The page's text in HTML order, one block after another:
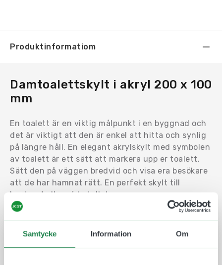
Samtycke Information Om
Produktinformatiom
Damtoalettskylt i akryl 200 x 100
mm
En toalett är en viktig målpunkt i en byggnad och
det är viktigt att den är enkel att hitta och synlig
på längre håll. En elegant akrylskylt med symbolen
av toalett är ett sätt att markera upp er toalett.
Sätt den på väggen bredvid och visa era besökare
att de har hamnat rätt. En perfekt skylt till
kontoret eller på hotellet.
Denna skylt visar med text och bild att detta är en
Storlek: 200 x 100 mm